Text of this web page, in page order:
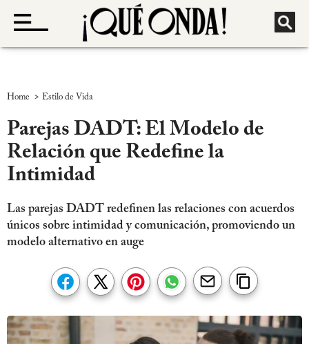
Home > Estilo de Vida
Parejas DADT: El Modelo de
Relación que Redefine la
Intimidad
Las parejas DADT redefinen las relaciones con acuerdos
únicos sobre intimidad y comunicación, promoviendo un
modelo alternativo en auge